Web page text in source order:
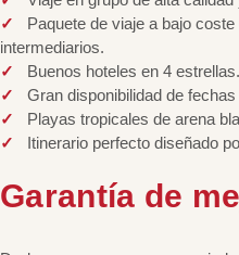
Paquete de viaje a bajo
intermediarios.
Buenos hoteles en 4 estrellas.
Gran disponibilidad de fechas
Playas tropicales de arena
Itinerario perfecto diseñado
Garantía de